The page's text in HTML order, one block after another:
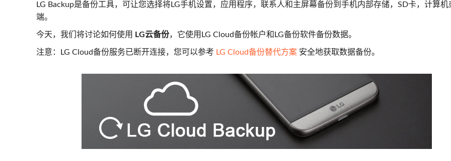
LG Backup是备份工具，可让您选择将LG手机设置，应用程序，联系人和主屏幕备份到手机内部存储，SD卡，计算机
端。
今天，我们将讨论如何使用 LG云备份，它使用LG Cloud备份帐户和LG备份软件备份数据。
注意：LG Cloud备份服务已断开连接，您可以参考 LG Cloud备份替代方案 安全地获取数据备份。